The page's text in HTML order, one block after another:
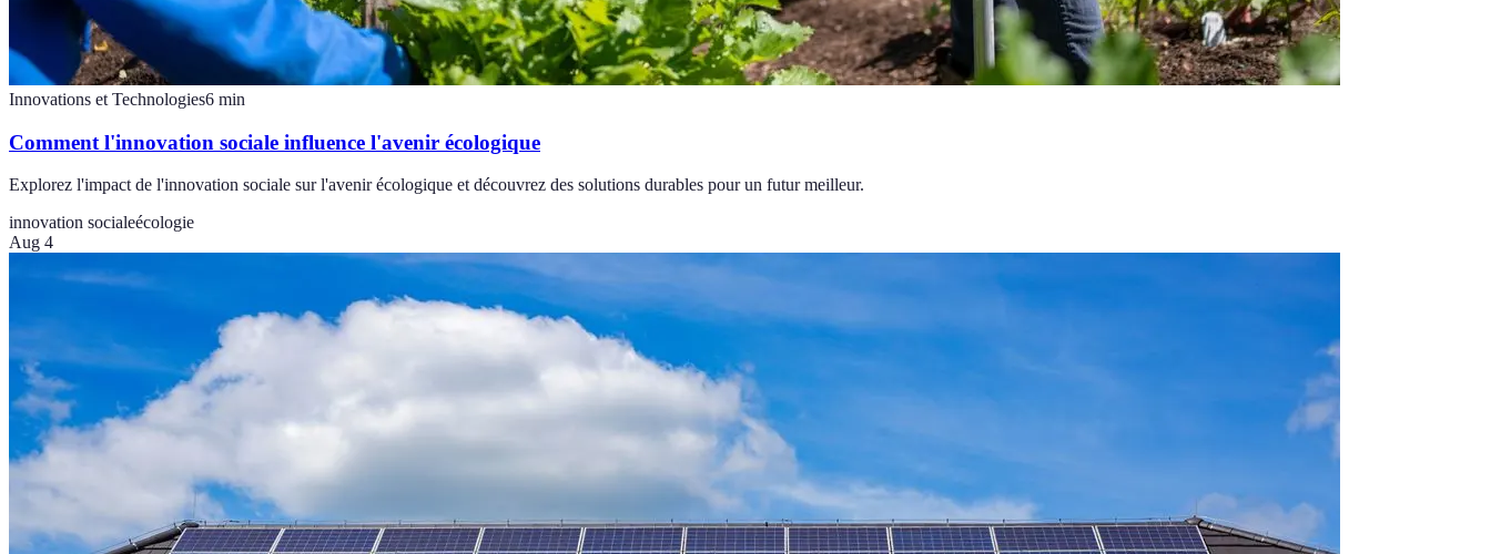
Innovations et Technologies6 min
Comment l'innovation sociale influence l'avenir écologique
Explorez l'impact de l'innovation sociale sur l'avenir écologique et découvrez des solutions durables pour un futur meilleur.
innovation socialeécologie
Aug 4